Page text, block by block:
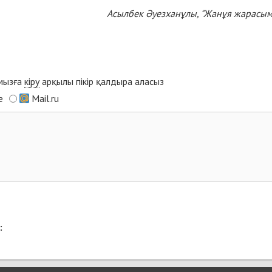
Асылбек Әуезханұлы, "Жанұя
кіруарқылы пікір қалдыра аласыз
Mail.ru